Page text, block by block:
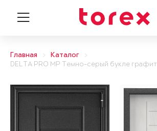
Главная
Каталог
DELTA PRO MP Темно-серый букле графит